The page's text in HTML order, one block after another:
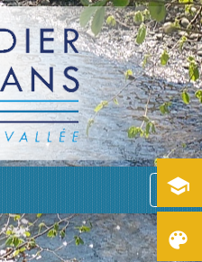
menu
school
color_lens